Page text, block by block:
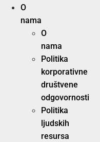
O
nama
O
nama
Politika
korporativne
društvene
odgovornosti
Politika
ljudskih
resursa